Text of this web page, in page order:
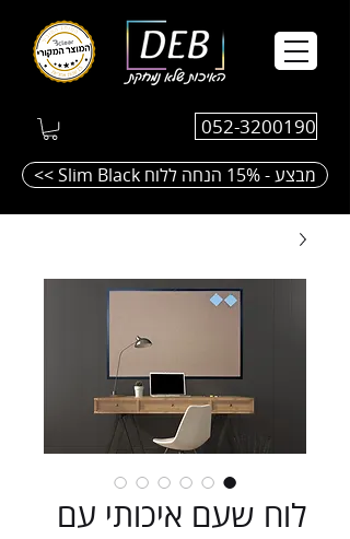
052-3200190
<< Slim Black מבצע - 15% הנחה ללוח
לוח שעם איכותי עם